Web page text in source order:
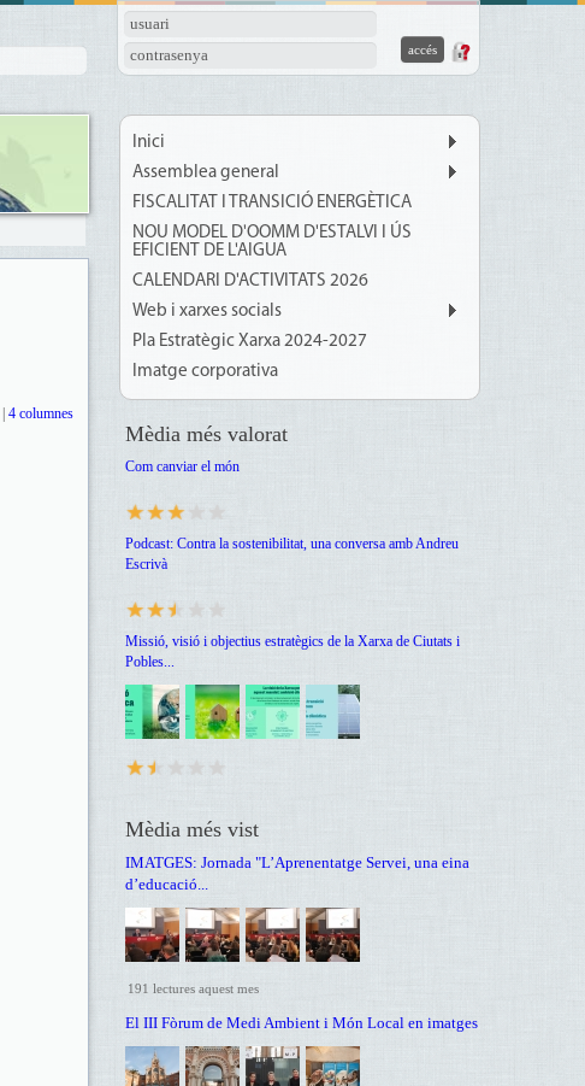
usuari
contrasenya
4 columnes
Inici
Assemblea general
FISCALITAT I TRANSICIÓ ENERGÈTICA
NOU MODEL D'OOMM D'ESTALVI I ÚS
EFICIENT DE L'AIGUA
CALENDARI D'ACTIVITATS 2026
Web i xarxes socials
Pla Estratègic Xarxa 2024-2027
Imatge corporativa
Mèdia més valorat
Com canviar el món
Podcast: Contra la sostenibilitat, una conversa amb Andreu
Escrivà
Missió, visió i objectius estratègics de la Xarxa de Ciutats i
Pobles...
Mèdia més vist
IMATGES: Jornada "L’Aprenentatge Servei, una eina
d’educació...
191 lectures aquest mes
El III Fòrum de Medi Ambient i Món Local en imatges